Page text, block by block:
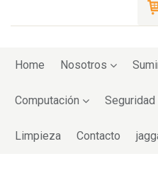
toHome Nosotros
Computación Seguridad
Limpieza Contacto